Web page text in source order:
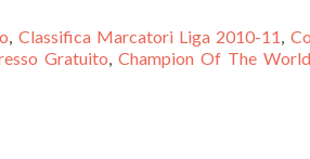
, Classifica Marcatori Liga 2010-11,
Gratuito, Champion Of The